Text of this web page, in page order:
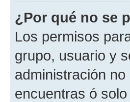
¿Por qué no se
Los permisos
grupo, usuario y
administración
encuentras ó